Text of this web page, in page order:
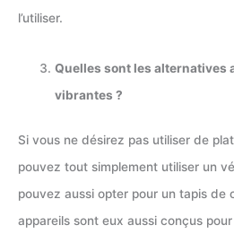
l’utiliser.
Quelles sont les alternatives
vibrantes ?
Si vous ne désirez pas utiliser de
pouvez tout simplement utiliser un
pouvez aussi opter pour un tapis de
appareils sont eux aussi conçus